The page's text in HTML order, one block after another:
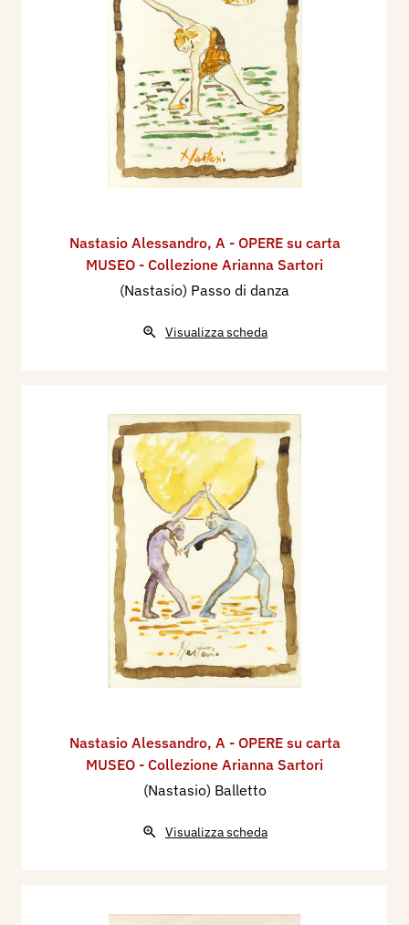
Nastasio Alessandro, A - OPERE su carta
MUSEO - Collezione Arianna Sartori
(Nastasio) Passo di danza
Visualizza scheda
Nastasio Alessandro, A - OPERE su carta
MUSEO - Collezione Arianna Sartori
(Nastasio) Balletto
Visualizza scheda